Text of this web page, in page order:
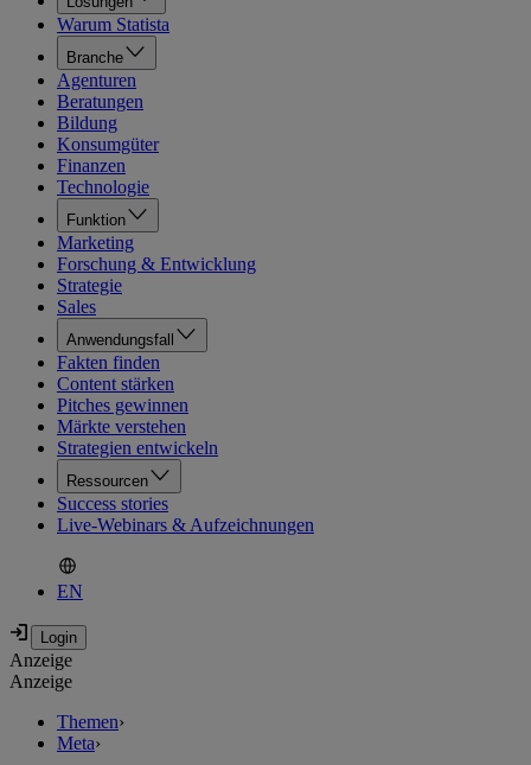
Warum Statista
Branche
Agenturen
Beratungen
Bildung
Konsumgüter
Finanzen
Technologie
Funktion
Marketing
Forschung & Entwicklung
Strategie
Sales
Anwendungsfall
Fakten finden
Content stärken
Pitches gewinnen
Märkte verstehen
Strategien entwickeln
Ressourcen
Success stories
Live-Webinars & Aufzeichnungen
EN
Anzeige
Anzeige
Themen›
Meta›